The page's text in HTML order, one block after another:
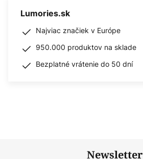
Lumories.sk
Najviac značiek v Európe
950.000 produktov na sklade
Bezplatné vrátenie do 50 dní
Newsletter